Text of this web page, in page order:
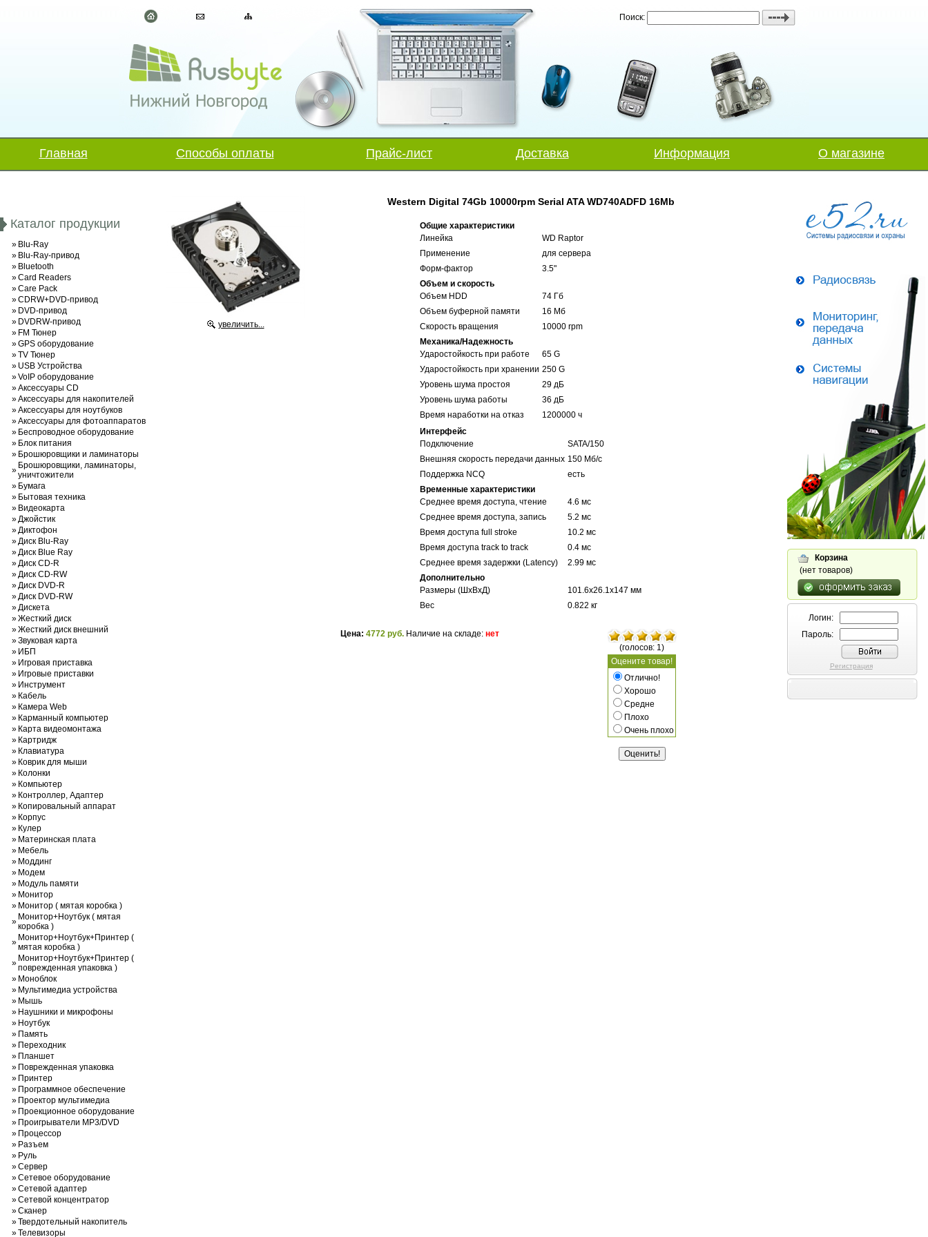
Поиск:
Главная Способы оплаты Прайс-лист Доставка Информация О магазине
Каталог продукции
» Blu-Ray
» Blu-Ray-привод
» Bluetooth
»Card Readers
»Care Pack
»CDRW+DVD-привод
» DVD-привод
» DVDRW-привод
» FM Тюнер
»GPS оборудование
»TV Тюнер
» USB Устройства
»VoIP оборудование
»Аксессуары CD
»Аксессуары для накопителей
»Аксессуары для ноутбуков
»Аксессуары для фотоаппаратов
» Беспроводное оборудование
» Блок питания
» Брошюровщики и ламинаторы
» Брошюровщики, ламинаторы,
уничтожители
» Бумага
» Бытовая техника
» Видеокарта
»Джойстик
»Диктофон
»Диск Blu-Ray
»Диск Blue Ray
»Диск CD-R
»Диск CD-RW
»Диск DVD-R
»Диск DVD-RW
»Дискета
»Жесткий диск
»Жесткий диск внешний
»Звуковая карта
» ИБП
» Игровая приставка
» Игровые приставки
» Инструмент
» Кабель
» Камера Web
» Карманный компьютер
» Карта видеомонтажа
» Картридж
» Клавиатура
» Коврик для мыши
» Колонки
» Компьютер
» Контроллер, Адаптер
» Копировальный аппарат
» Корпус
» Кулер
» Материнская плата
» Мебель
» Моддинг
» Модем
» Модуль памяти
» Монитор
» Монитор ( мятая коробка )
» Монитор+Ноутбук ( мятая
коробка )
» Монитор+Ноутбук+Принтер (
мятая коробка )
» Монитор+Ноутбук+Принтер (
поврежденная упаковка )
» Моноблок
» Мультимедиа устройства
» Мышь
» Наушники и микрофоны
» Ноутбук
» Память
» Переходник
» Планшет
» Поврежденная упаковка
» Принтер
» Программное обеспечение
» Проектор мультимедиа
» Проекционное оборудование
» Проигрыватели MP3/DVD
» Процессор
» Разъем
» Руль
»Сервер
»Сетевое оборудование
»Сетевой адаптер
»Сетевой концентратор
»Сканер
»Твердотельный накопитель
»Телевизоры
увеличить...
Western Digital 74Gb 10000rpm Serial ATA WD740ADFD 16Mb
Общие характеристики
Линейка
WD Raptor
Применение
для сервера
Форм-фактор
3.5"
Объем и скорость
Объем HDD
74 Гб
Объем буферной памяти
16 Мб
Скорость вращения
10000 rpm
Механика/Надежность
Ударостойкость при работе
65 G
Ударостойкость при хранении 250 G
Уровень шума простоя
29 дБ
Уровень шума работы
36 дБ
Время наработки на отказ
1200000 ч
Интерфейс
Подключение
SATA/150
Внешняя скорость передачи данных 150 Мб/с
Поддержка NCQ
есть
Временные характеристики
Среднее время доступа, чтение
4.6 мс
Среднее время доступа, запись
5.2 мс
Время доступа full stroke
10.2 мс
Время доступа track to track
0.4 мс
Среднее время задержки (Latency)
2.99 мс
Дополнительно
Размеры (ШхВхД)
101.6x26.1x147 мм
Вес
0.822 кг
Цена: 4772 руб. Наличие на складе: нет
(голосов: 1)
Оцените товар!
Отлично!
Хорошо
Средне
Плохо
Очень плохо
Корзина
(нет товаров)
Логин:
Пароль:
Регистрация